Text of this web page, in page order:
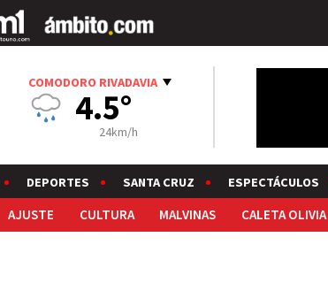
COMODORO RIVADAVIA
4.5°
24km/h
DEPORTES SANTA CRUZ ESPECTÁCULOS
AJUSTE CULTURA MALVINAS CALETA OLIVIA